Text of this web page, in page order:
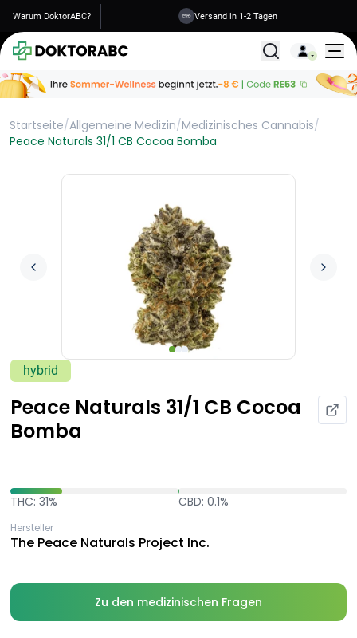
Warum DoktorABC? Versand in 1-2 Tagen
Alle
Startseite/Allgemeine Medizin/Medizinisches Cannabis/
Peace Naturals 31/1 CB Cocoa Bomba
hybrid
Peace Naturals 31/1 CB Cocoa
Bomba
THC: 31% CBD: 0.1%
Hersteller
The Peace Naturals Project Inc.
Zu den medizinischen Fragen